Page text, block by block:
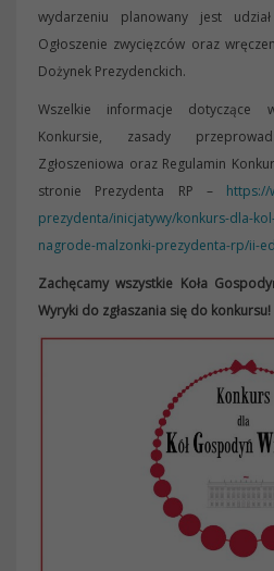
wydarzeniu planowany jest
Ogłoszenie zwycięzców oraz
Dożynek Prezydenckich.
Wszelkie informacje dotyczące
Konkursie, zasady
Zgłoszeniowa oraz Regulamin
stronie Prezydenta RP – https://
prezydenta/inicjatywy/konkurs-dla-
nagrode-malzonki-prezydenta-rp/ii-
Zachęcamy wszystkie Koła
Wyryki do zgłaszania się do konkursu!